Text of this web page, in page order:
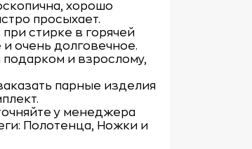
хорошо
просыхает.
стирке в горячей
очень долговечное.
и взрослому,
парные изделия
у менеджера
Полотенца, Ножки и